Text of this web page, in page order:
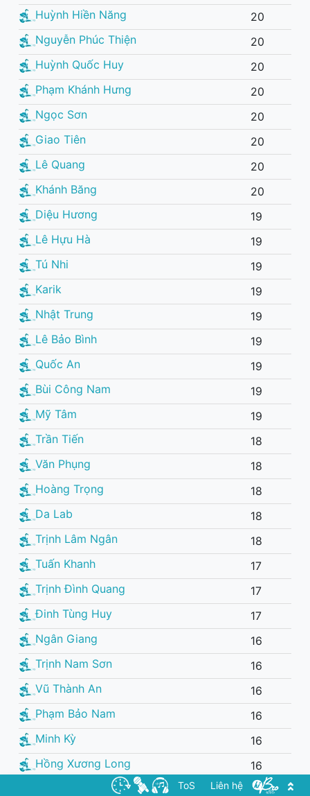
Huỳnh Hiền Năng
20
Nguyễn Phúc Thiện
20
Huỳnh Quốc Huy
20
Phạm Khánh Hưng
20
Ngọc Sơn
20
Giao Tiên
20
Lê Quang
20
Khánh Băng
20
Diệu Hương
19
Lê Hựu Hà
19
Tú Nhi
19
Karik
19
Nhật Trung
19
Lê Bảo Bình
19
Quốc An
19
Bùi Công Nam
19
Mỹ Tâm
19
Trần Tiến
18
Văn Phụng
18
Hoàng Trọng
18
Da Lab
18
Trịnh Lâm Ngân
18
Tuấn Khanh
17
Trịnh Đình Quang
17
Đinh Tùng Huy
17
Ngân Giang
16
Trịnh Nam Sơn
16
Vũ Thành An
16
Phạm Bảo Nam
16
Minh Kỳ
16
Hồng Xương Long
16
16
ToS Liên hệ